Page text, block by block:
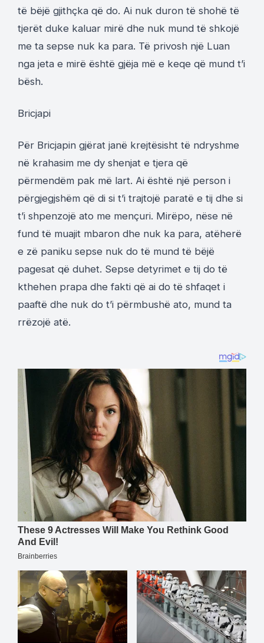
të bëjë gjithçka që do. Ai nuk duron të shohë të
tjerët duke kaluar mirë dhe nuk mund të shkojë
me ta sepse nuk ka para. Të privosh një Luan
nga jeta e mirë është gjëja më e keqe që mund t’i
bësh.
Bricjapi
Për Bricjapin gjërat janë krejtësisht të ndryshme
në krahasim me dy shenjat e tjera që
përmendëm pak më lart. Ai është një person i
përgjegjshëm që di si t’i trajtojë paratë e tij dhe si
t’i shpenzojë ato me mençuri. Mirëpo, nëse në
fund të muajit mbaron dhe nuk ka para, atëherë
e zë paniku sepse nuk do të mund të bëjë
pagesat që duhet. Sepse detyrimet e tij do të
kthehen prapa dhe fakti që ai do të shfaqet i
paaftë dhe nuk do t’i përmbushë ato, mund ta
rrëzojë atë.